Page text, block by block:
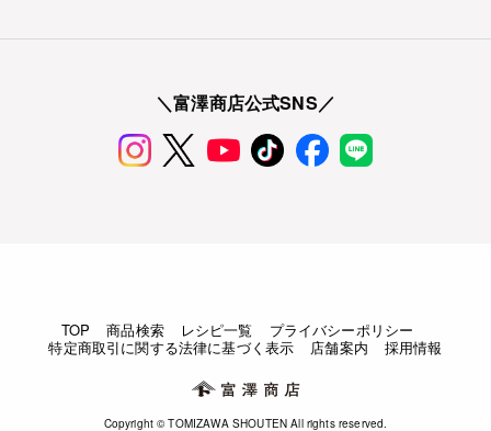
＼富澤商店公式SNS／
TOP 商品検索 レシピ一覧
プライバシーポリシー
特定商取引に関する法律に基づく表示
店舗案内 採用情報
Copyright © TOMIZAWA SHOUTEN All rights reserved.